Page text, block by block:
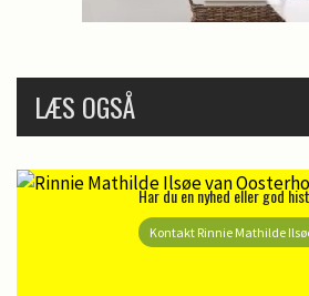
LÆS OGSÅ
Har du en nyhed eller god
Kontakt Rinnie Mathilde